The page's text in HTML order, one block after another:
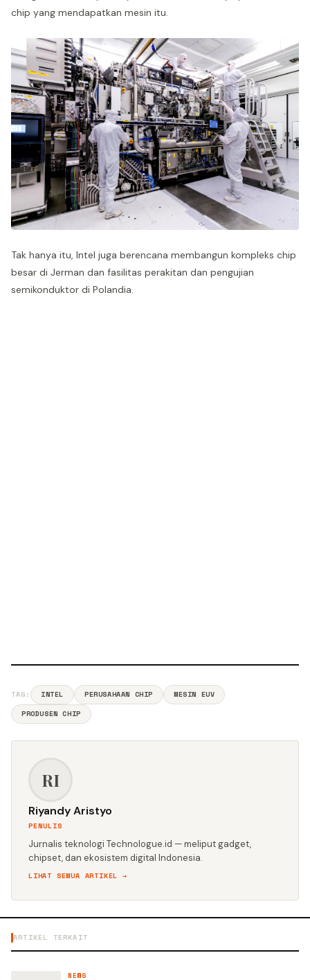
chip yang mendapatkan mesin itu.
Tak hanya itu, Intel juga berencana membangun kompleks chip
besar di Jerman dan fasilitas perakitan dan pengujian
semikonduktor di Polandia.
TAG: INTEL PERUSAHAAN CHIP
MESIN EUV
PRODUSEN CHIP
RI
Riyandy Aristyo
PENULIS
Jurnalis teknologi Technologue.id — meliput gadget,
chipset, dan ekosistem digital Indonesia.
LIHAT SEMUA ARTIKEL →
ARTIKEL TERKAIT
NEWS